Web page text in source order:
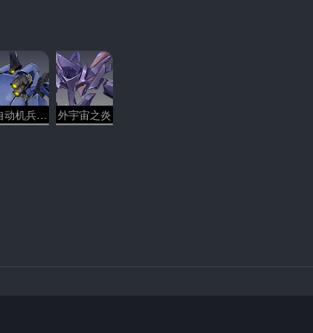
自动机兵「灰熊」 外宇宙之炎